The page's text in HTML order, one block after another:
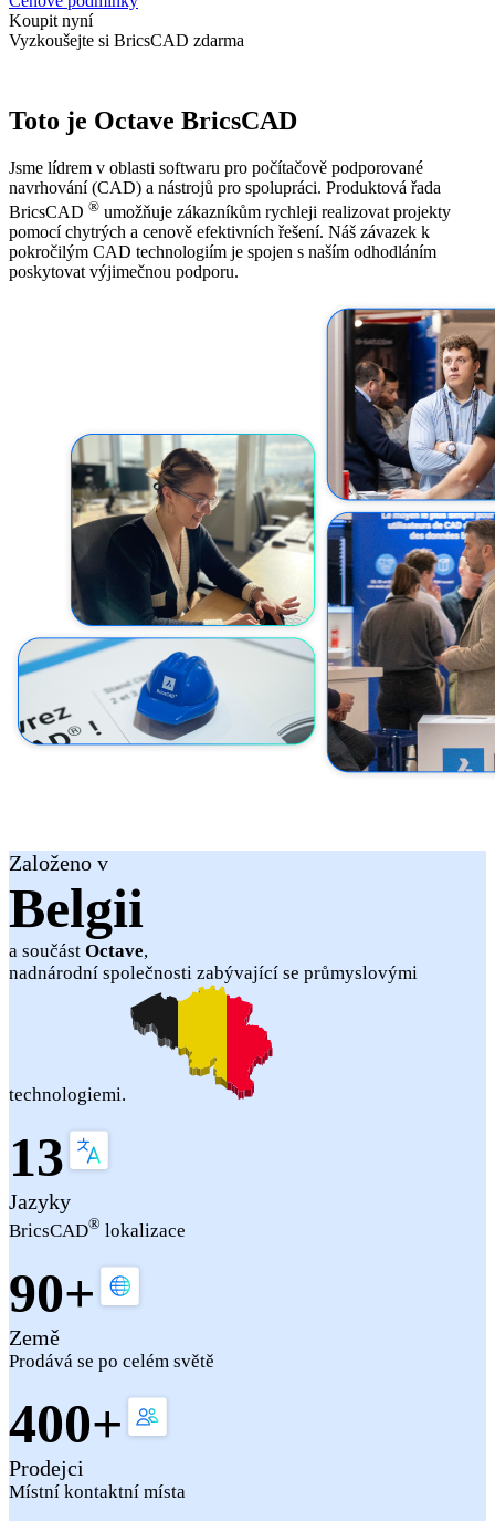
Koupit nyní
Vyzkoušejte si BricsCAD zdarma
Toto je Octave BricsCAD
Jsme lídrem v oblasti softwaru pro počítačově podporované
navrhování (CAD) a nástrojů pro spolupráci. Produktová řada
BricsCAD ® umožňuje zákazníkům rychleji realizovat projekty
pomocí chytrých a cenově efektivních řešení. Náš závazek k
pokročilým CAD technologiím je spojen s naším odhodláním
poskytovat výjimečnou podporu.
Založeno v
Belgii
a součást Octave,
nadnárodní společnosti zabývající se průmyslovými
technologiemi.
13
Jazyky
BricsCAD® lokalizace
90+
Země
Prodává se po celém světě
400+
Prodejci
Místní kontaktní místa